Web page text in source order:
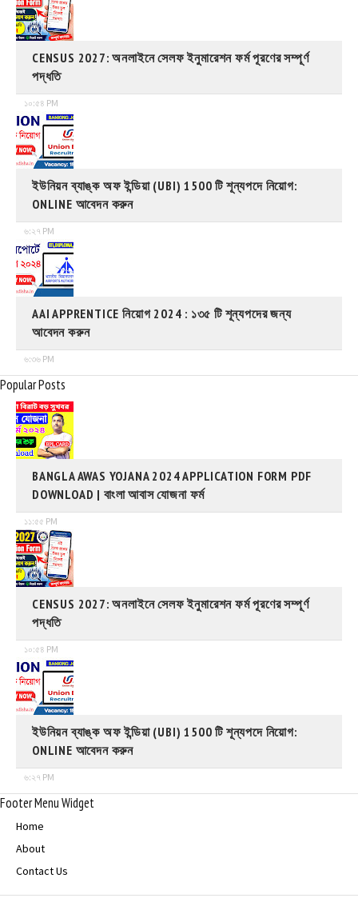
CENSUS 2027: অনলাইনে সেলফ ইনুমারেশন ফর্ম পূরণের সম্পূর্ণ
পদ্ধতি
১০:৫৪ PM
ইউনিয়ন ব্যাঙ্ক অফ ইন্ডিয়া (UBI) 1500 টি শূন্যপদে নিয়োগ:
ONLINE আবেদন করুন
৬:২৭ PM
AAI APPRENTICE নিয়োগ 2024 : ১৩৫ টি শূন্যপদের জন্য
আবেদন করুন
৬:৩৬ PM
Popular Posts
BANGLA AWAS YOJANA 2024 APPLICATION FORM PDF
DOWNLOAD | বাংলা আবাস যোজনা ফর্ম
১১:৫৫ PM
CENSUS 2027: অনলাইনে সেলফ ইনুমারেশন ফর্ম পূরণের সম্পূর্ণ
পদ্ধতি
১০:৫৪ PM
ইউনিয়ন ব্যাঙ্ক অফ ইন্ডিয়া (UBI) 1500 টি শূন্যপদে নিয়োগ:
ONLINE আবেদন করুন
৬:২৭ PM
Footer Menu Widget
Home
About
Contact Us